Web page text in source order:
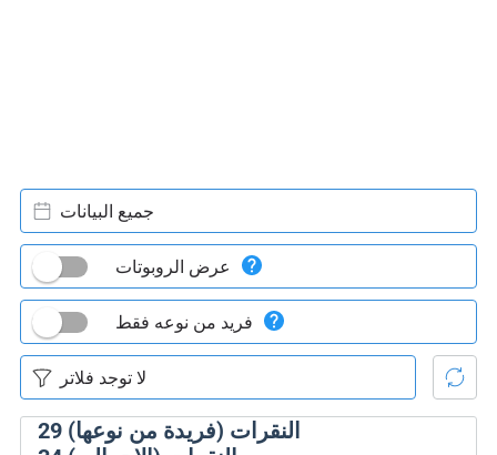
29 النقرات (فريدة من نوعها)
جميع البيانات
عرض الروبوتات
فريد من نوعه فقط